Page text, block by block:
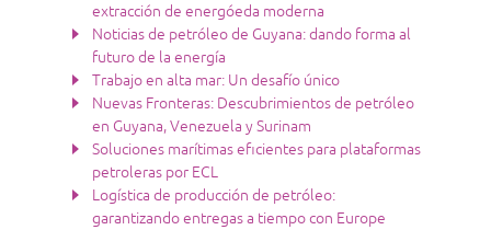
extracción de energóeda moderna
Noticias de petróleo de Guyana: dando forma al
futuro de la energía
Trabajo en alta mar: Un desafío único
Nuevas Fronteras: Descubrimientos de petróleo
en Guyana, Venezuela y Surinam
Soluciones marítimas eficientes para plataformas
petroleras por ECL
Logística de producción de petróleo:
garantizando entregas a tiempo con Europe